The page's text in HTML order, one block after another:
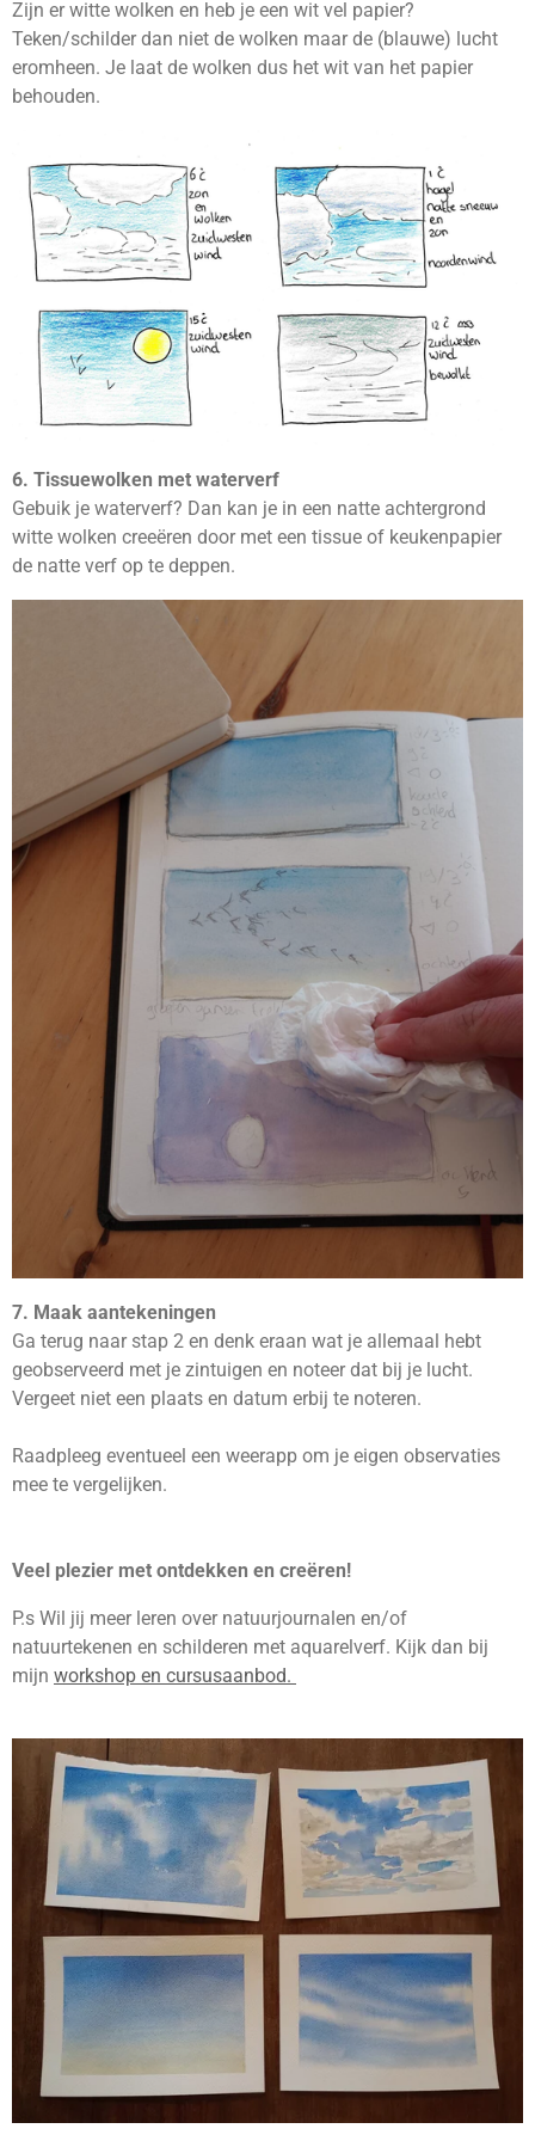
Zijn er witte wolken en heb je een wit vel papier?
Teken/schilder dan niet de wolken maar de (blauwe) lucht
eromheen. Je laat de wolken dus het wit van het papier
behouden.
6. Tissuewolken met waterverf
Gebuik je waterverf? Dan kan je in een natte achtergrond
witte wolken creeëren door met een tissue of keukenpapier
de natte verf op te deppen.
7. Maak aantekeningen
Ga terug naar stap 2 en denk eraan wat je allemaal hebt
geobserveerd met je zintuigen en noteer dat bij je lucht.
Vergeet niet een plaats en datum erbij te noteren.
Raadpleeg eventueel een weerapp om je eigen observaties
mee te vergelijken.
Veel plezier met ontdekken en creëren!
P.s Wil jij meer leren over natuurjournalen en/of
natuurtekenen en schilderen met aquarelverf. Kijk dan bij
mijn workshop en cursusaanbod.